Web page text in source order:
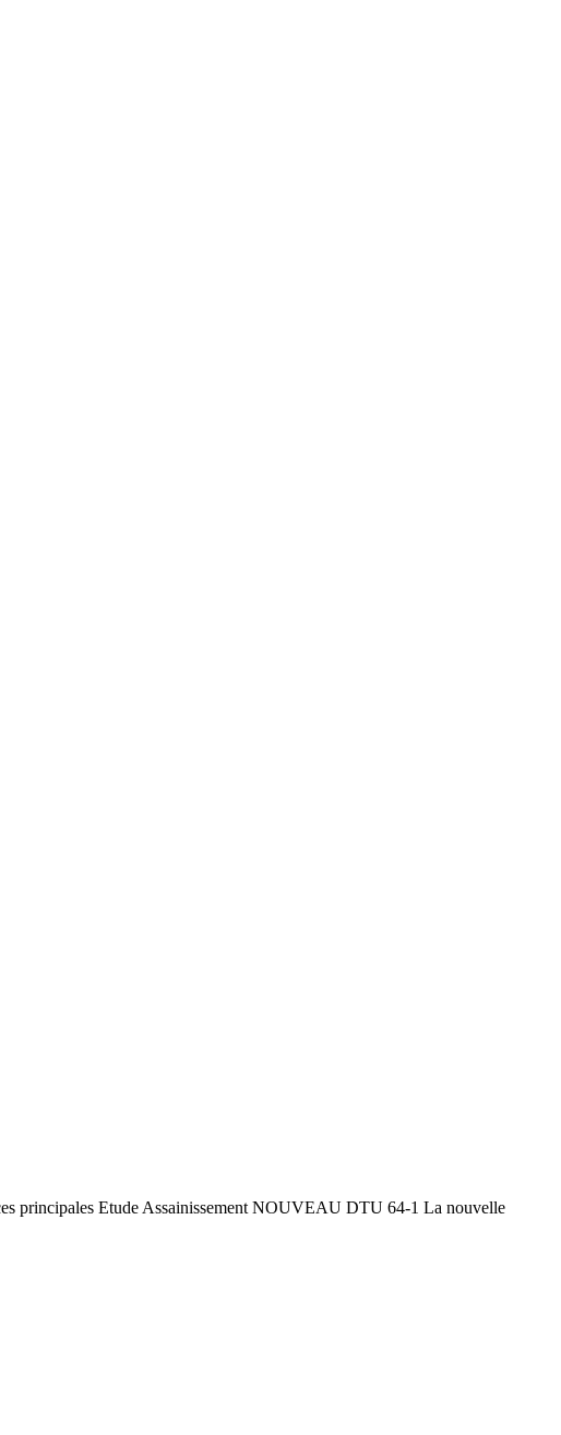
principales Etude Assainissement NOUVEAU DTU 64-1 La nouvelle